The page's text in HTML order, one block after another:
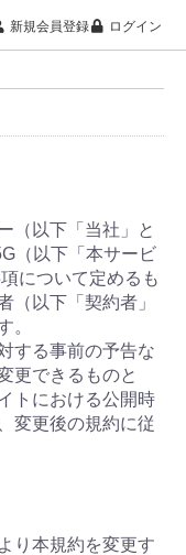
新規会員登録 ログイン
（以下「当社」と
（以下「本サービ
について定めるも
（以下「契約者」
。
する事前の予告な
更できるものと
トにおける公開時
変更後の規約に従
り本規約を変更す